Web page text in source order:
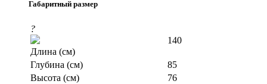
Габаритный размер
?
Длина (см)
140
Глубина (см)
85
Высота (см)
76